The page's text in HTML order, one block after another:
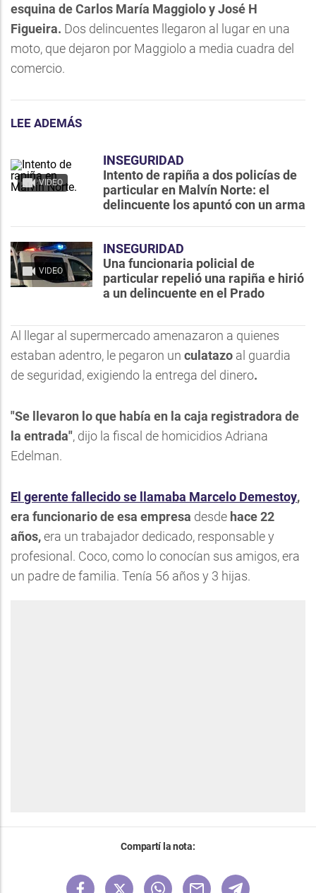
esquina de Carlos María Maggiolo y José H
Figueira. Dos delincuentes llegaron al lugar en una
moto, que dejaron por Maggiolo a media cuadra del
comercio.
LEE ADEMÁS
VIDEO
INSEGURIDAD
Intento de rapiña a dos policías de
particular en Malvín Norte: el
delincuente los apuntó con un arma
VIDEO
INSEGURIDAD
Una funcionaria policial de
particular repelió una rapiña e hirió
a un delincuente en el Prado
Al llegar al supermercado amenazaron a quienes
estaban adentro, le pegaron un culatazo al guardia
de seguridad, exigiendo la entrega del dinero.
"Se llevaron lo que había en la caja registradora de
la entrada", dijo la fiscal de homicidios Adriana
Edelman.
El gerente fallecidose llamaba Marcelo Demestoy,
era funcionario de esa empresa desde hace 22
años,era un trabajador dedicado, responsable y
profesional. Coco, como lo conocían sus amigos, era
un padre de familia. Tenía 56 años y 3 hijas.
Compartí la nota: